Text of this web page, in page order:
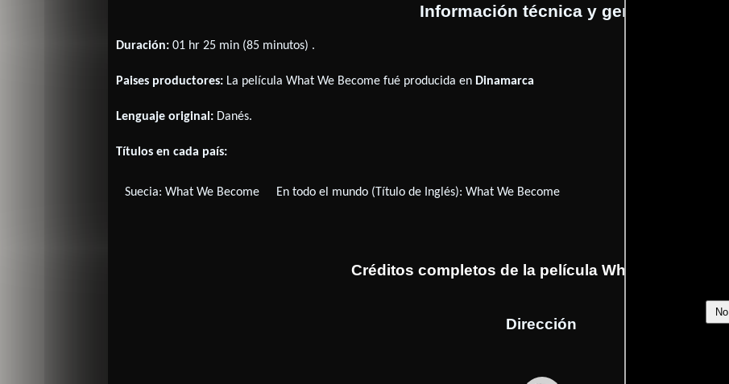
No
Información técnica y general
Duración: 01 hr 25 min (85 minutos) .
Paises productores: La película What We Become fué producida en Dinamarca
Lenguaje original: Danés.
Títulos en cada país:
Suecia: What We Become En todo el mundo (Título de Inglés):What We Become
Créditos completos de la película What We Become
Dirección